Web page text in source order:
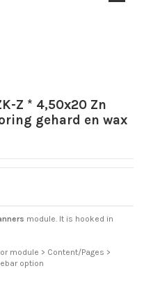
Z * 4,50x20 Zn
gehard en wax
module. It is hooked in
module > Content/Pages >
option